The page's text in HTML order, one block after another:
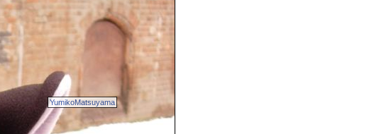
YumikoMatsuyama